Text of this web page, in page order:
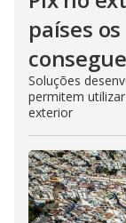
países
Soluções
permitem
exterior